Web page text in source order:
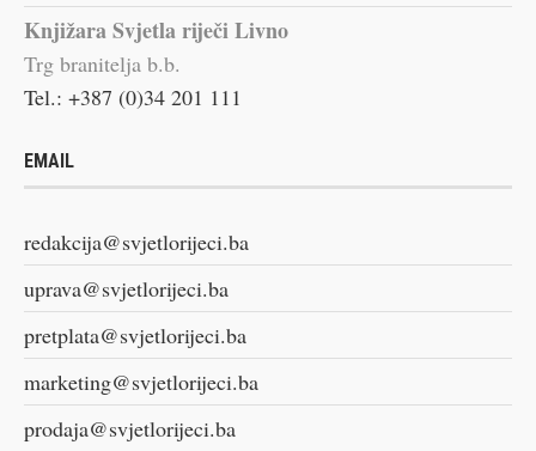
Knjižara Svjetla riječi Livno
Trg branitelja b.b.
Tel.: +387 (0)34 201 111
EMAIL
redakcija@svjetlorijeci.ba
uprava@svjetlorijeci.ba
pretplata@svjetlorijeci.ba
marketing@svjetlorijeci.ba
prodaja@svjetlorijeci.ba